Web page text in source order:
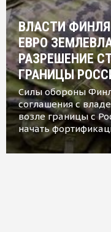
ВЛАСТИ
ЕВРО
РАЗРЕШЕНИЕ
ГРАНИЦЫ
Силы обороны
соглашения с
возле границы с
начать